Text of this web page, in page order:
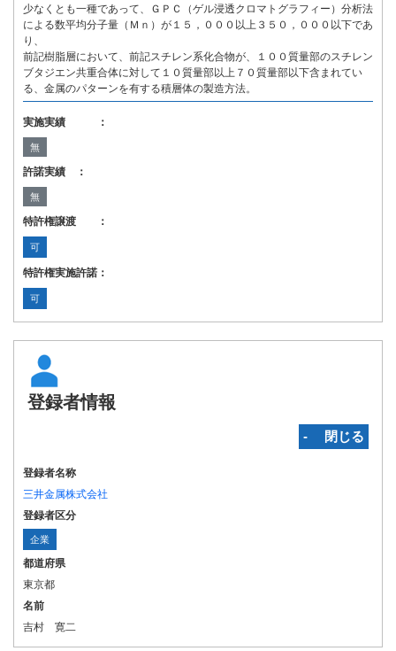
少なくとも一種であって、ＧＰＣ（ゲル浸透クロマトグラフィー）分析法
による数平均分子量（Ｍｎ）が１５，０００以上３５０，０００以下であ
り、
前記樹脂層において、前記スチレン系化合物が、１００質量部のスチレン
ブタジエン共重合体に対して１０質量部以上７０質量部以下含まれてい
る、金属のパターンを有する積層体の製造方法。
実施実績 ：
無
許諾実績 ：
無
特許権譲渡 ：
可
特許権実施許諾：
可
登録者情報
‐ 閉じる
登録者名称
三井金属株式会社
登録者区分
企業
都道府県
東京都
名前
吉村 寛二